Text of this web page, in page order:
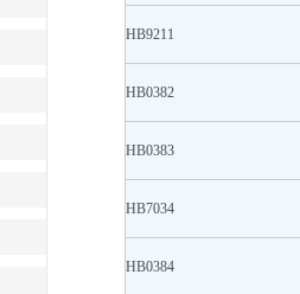
HB9211
HB0382
HB0383
HB7034
HB0384